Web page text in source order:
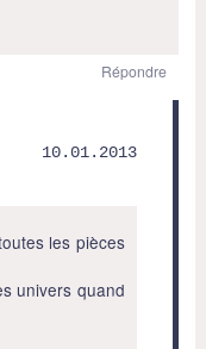
Répondre
10.01.2013
les pièces
univers quand